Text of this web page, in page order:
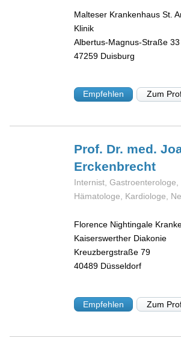
Malteser Krankenhaus St.
Klinik
Albertus-Magnus-Straße 33
47259 Duisburg
Empfehlen Zum
Prof. Dr. med.
Erckenbrecht
Internist, Gastroenterologe,
Hämatologe, Kardiologe,
Florence Nightingale
Kaiserswerther Diakonie
Kreuzbergstraße 79
40489 Düsseldorf
Empfehlen Zum